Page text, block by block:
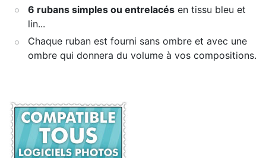
6 rubans simples ou entrelacés en tissu bleu et
lin...
Chaque ruban est fourni sans ombre et avec une
ombre qui donnera du volume à vos compositions.